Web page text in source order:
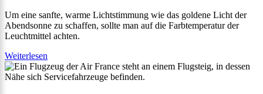
Um eine sanfte, warme Lichtstimmung wie das goldene Licht der
Abendsonne zu schaffen, sollte man auf die Farbtemperatur der
Leuchtmittel achten.
Weiterlesen